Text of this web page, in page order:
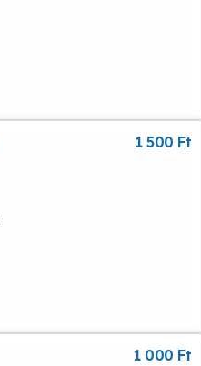
1 500 Ft
1 000 Ft